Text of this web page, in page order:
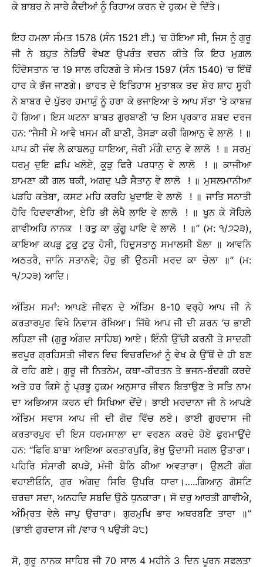
ਕੇ ਬਾਬਰ ਨੇ ਸਾਰੇ ਕੈਦੀਆਂ ਨੂੰ ਰਿਹਾਅ ਕਰਨ ਦੇ ਹੁਕਮ ਦੇ ਦਿੱਤੇ।
ਇਹ ਹਮਲਾ ਸੰਮਤ 1578 (ਸੰਨ 1521 ਈ.) ’ਚ ਹੋਇਆ ਸੀ, ਜਿਸ ਨੂੰ ਗੁਰੂ
ਜੀ ਨੇ ਬਹੁਤ ਨੇੜਿਓਂ ਵੇਖਣ ਉਪਰੰਤ ਵਚਨ ਕੀਤੇ ਕਿ ਇਹ ਮੁਗ਼ਲ
ਹਿੰਦੋਸਤਾਨ ’ਚ 19 ਸਾਲ ਰਹਿਣਗੇ ਤੇ ਸੰਮਤ 1597 (ਸੰਨ 1540) ’ਚ ਇੱਥੋਂ
ਹਾਰ ਕੇ ਭੱਜ ਜਾਣਗੇ। ਭਾਰਤ ਦੇ ਇਤਿਹਾਸ ਮੁਤਾਬਕ ਤਦ ਸ਼ੇਰ ਸ਼ਾਹ ਸੂਰੀ
ਨੇ ਬਾਬਰ ਦੇ ਪੁੱਤਰ ਹਮਾਯੁੰ ਨੂੰ ਹਰਾ ਕੇ ਭਜਾਇਆ ਤੇ ਆਪ ਸੱਤਾ ’ਤੇ ਕਾਬਜ਼
ਹੋ ਗਿਆ। ਇਸ ਘਟਨਾ ਬਾਬਤ ਗੁਰਬਾਣੀ ’ਚ ਇਸ ਪ੍ਰਕਾਰ ਸ਼ਬਦ ਦਰਜ
ਹਨ: ‘‘ਜੈਸੀ ਮੈ ਆਵੈ ਖਸਮ ਕੀ ਬਾਣੀ, ਤੈਸੜਾ ਕਰੀ ਗਿਆਨੁ ਵੇ ਲਾਲੋ ! ॥
ਪਾਪ ਕੀ ਜੰਞ ਲੈ ਕਾਬਲਹੁ ਧਾਇਆ, ਜੋਰੀ ਮੰਗੈ ਦਾਨੁ ਵੇ ਲਾਲੋ ! ॥ ਸਰਮੁ
ਧਰਮੁ ਦੁਇ ਛਪਿ ਖਲੋਏ, ਕੂੜੁ ਫਿਰੈ ਪਰਧਾਨੁ ਵੇ ਲਾਲੋ ! ॥ ਕਾਜੀਆ
ਬਾਮਣਾ ਕੀ ਗਲ ਥਕੀ, ਅਗਦੁ ਪੜੈ ਸੈਤਾਨੁ ਵੇ ਲਾਲੋ ! ॥ ਮੁਸਲਮਾਨੀਆ
ਪੜਹਿ ਕਤੇਬਾ, ਕਸਟ ਮਹਿ ਕਰਹਿ ਖੁਦਾਇ ਵੇ ਲਾਲੋ ! ॥ ਜਾਤਿ ਸਨਾਤੀ
ਹੋਰਿ ਹਿਦਵਾਣੀਆ, ਏਹਿ ਭੀ ਲੇਖੈ ਲਾਇ ਵੇ ਲਾਲੋ ! ॥ ਖੂਨ ਕੇ ਸੋਹਿਲੇ
ਗਾਵੀਅਹਿ ਨਾਨਕ ! ਰਤੁ ਕਾ ਕੁੰਗੂ ਪਾਇ ਵੇ ਲਾਲੋ ! ॥’’ (ਮ: ੧/੭੨੩),
ਕਾਇਆ ਕਪੜੁ ਟੁਕੁ ਟੁਕੁ ਹੋਸੀ, ਹਿਦੁਸਤਾਨੁ ਸਮਾਲਸੀ ਬੋਲਾ ॥ ਆਵਨਿ
ਅਠਤਰੈ, ਜਾਨਿ ਸਤਾਨਵੈ; ਹੋਰੁ ਭੀ ਉਠਸੀ ਮਰਦ ਕਾ ਚੇਲਾ ॥’’ (ਮ:
੧/੭੨੩) ਆਦਿ।
ਅੰਤਿਮ ਸਮਾਂ: ਆਪਣੇ ਜੀਵਨ ਦੇ ਅੰਤਿਮ 8-10 ਵਰ੍ਹੇ ਆਪ ਜੀ ਨੇ
ਕਰਤਾਰਪੁਰ ਵਿਖੇ ਨਿਵਾਸ ਰੱਖਿਆ। ਜਿੱਥੇ ਆਪ ਜੀ ਦੀ ਸ਼ਰਨ ’ਚ ਭਾਈ
ਲਹਿਣਾ ਜੀ (ਗੁਰੂ ਅੰਗਦ ਸਾਹਿਬ) ਆਏ। ਇੰਨੀ ਉੱਚੀ ਕਰਨੀ ਤੇ ਸਾਦਗੀ
ਭਰਪੂਰ ਗ੍ਰਹਿਸਤੀ ਜੀਵਨ ਵਿਚ ਵਿਚਰਦਿਆਂ ਨੂੰ ਵੇਖ ਕੇ ਉੱਥੋਂ ਦੇ ਹੀ ਬਣ
ਕੇ ਰਹਿ ਗਏ। ਗੁਰੂ ਜੀ ਨਿਤਨੇਮ, ਕਥਾ-ਕੀਰਤਨ ਤੇ ਭਜਨ-ਬੰਦਗੀ ਕਰਦੇ
ਅਤੇ ਹਰ ਕਿਸੇ ਨੂੰ ਪ੍ਰਭੂ ਹੁਕਮ ਅਨੁਸਾਰ ਜੀਵਨ ਬਿਤਾਉਣ ਤੇ ਸਤਿ ਨਾਮ
ਦਾ ਅਭਿਆਸ ਕਰਨ ਦੀ ਸਿਖਿਆ ਦੇਂਦੇ। ਭਾਈ ਮਰਦਾਨਾ ਜੀ ਨੇ ਆਪਣੇ
ਅੰਤਿਮ ਸਵਾਸ ਆਪ ਜੀ ਦੀ ਗੋਦ ਵਿੱਚ ਲਏ। ਭਾਈ ਗੁਰਦਾਸ ਜੀ
ਕਰਤਾਰਪੁਰ ਦੀ ਇਸ ਧਰਮਸਾਲਾ ਦਾ ਵਰਣਨ ਕਰਦੇ ਹੋਏ ਫੁਰਮਾਉਂਦੇ
ਹਨ: ‘‘ਫਿਰਿ ਬਾਬਾ ਆਇਆ ਕਰਤਾਰਪੁਰਿ, ਭੇਖੁ ਉਦਾਸੀ ਸਗਲ ਉਤਾਰਾ।
ਪਹਿਰਿ ਸੰਸਾਰੀ ਕਪੜੇ, ਮੰਜੀ ਬੈਠਿ ਕੀਆ ਅਵਤਾਰਾ। ਉਲਟੀ ਗੰਗ
ਵਹਾਈਓਨਿ, ਗੁਰ ਅੰਗਦੁ ਸਿਰਿ ਉਪਰਿ ਧਾਰਾ।…..ਗਿਆਨੁ ਗੋਸਟਿ
ਚਰਚਾ ਸਦਾ, ਅਨਹਦਿ ਸਬਦਿ ਉਠੇ ਧੁਨਕਾਰਾ। ਸੋ ਦਰੁ ਆਰਤੀ ਗਾਵੀਐ,
ਅੰਮ੍ਰਿਤ ਵੇਲੇ ਜਾਪੁ ਉਚਾਰਾ। ਗੁਰਮੁਖਿ ਭਾਰ ਅਥਰਬਣਿ ਤਾਰਾ ॥’’
(ਭਾਈ ਗੁਰਦਾਸ ਜੀ /ਵਾਰ ੧ ਪਉੜੀ ੩੮)
ਸੋ, ਗੁਰੂ ਨਾਨਕ ਸਾਹਿਬ ਜੀ 70 ਸਾਲ 4 ਮਹੀਨੇ 3 ਦਿਨ ਪੂਰਨ ਸਫਲਤਾ